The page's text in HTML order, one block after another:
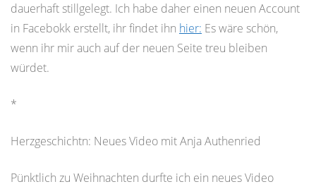
dauerhaft stillgelegt. Ich habe daher einen neuen Account
in Facebokk erstellt, ihr findet ihn hier: Es wäre schön,
wenn ihr mir auch auf der neuen Seite treu bleiben
würdet.
*
Herzgeschichtn: Neues Video mit Anja Authenried
Pünktlich zu Weihnachten durfte ich ein neues Video